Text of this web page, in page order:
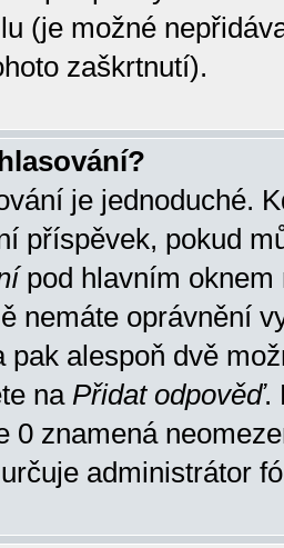
(je možné
zaškrtnutí).
je jednoduché.
příspěvek, pokud
pod hlavním oknem
nemáte oprávnění
pak alespoň dvě
na Přidat odpověď.
0 znamená
administrátor